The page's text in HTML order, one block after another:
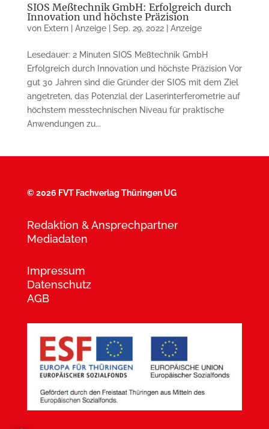
SIOS Meßtechnik GmbH: Erfolgreich durch
Innovation und höchste Präzision
von Extern | Anzeige| Sep. 29, 2022| Anzeige
Lesedauer: 2 Minuten SIOS Meßtechnik GmbH
Erfolgreich durch Innovation und höchste Präzision Vor
gut 30 Jahren sind die Gründer der SIOS mit dem Ziel
angetreten, das Potenzial der Laserinterferometrie auf
höchstem messtechnischen Niveau für praktische
Anwendungen zu...
©2026 FVT Fachverlag Thüringen UG
Redaktion & Ansprechpartner
Mediadaten
Impressum
Datenschutz
AGB